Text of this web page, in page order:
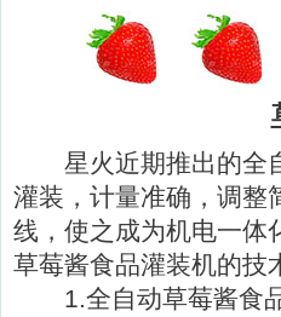
星火近期推出的全自
灌装，计量准确，调整
线，使之成为机电一体
草莓酱食品灌装机的技
1.全自动草莓酱食品